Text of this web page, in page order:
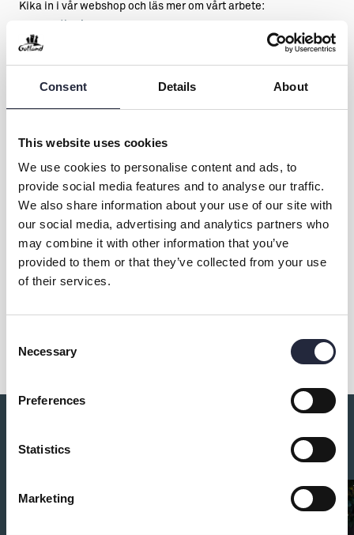
Consent Details About
This website uses cookies
We use cookies to personalise content and ads, to
provide social media features and to analyse our traffic.
We also share information about your use of our site with
our social media, advertising and analytics partners who
may combine it with other information that you’ve
provided to them or that they’ve collected from your use
of their services.
Selection
Necessary
Preferences
Statistics
Marketing
Kika in i vår webshop och läs mer om vårt arbete:
Kontakt & öppettider
Övrig information
Dela
Du kanske också är intresserad av: